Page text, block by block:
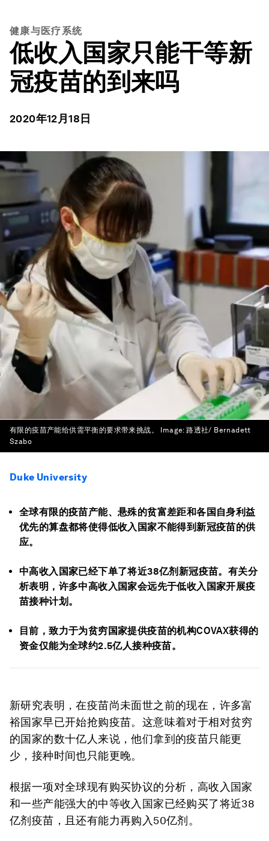
健康与医疗系统
低收入国家只能干等新
冠疫苗的到来吗
2020年12月18日
有限的疫苗产能给供需平衡的要求带来挑战。 Image:路透社/ Bernadett
Szabo
Duke University
全球有限的疫苗产能、悬殊的贫富差距和各国自身利益
优先的算盘都将使得低收入国家不能得到新冠疫苗的供
应。
中高收入国家已经下单了将近38亿剂新冠疫苗。有关分
析表明，许多中高收入国家会远先于低收入国家开展疫
苗接种计划。
目前，致力于为贫穷国家提供疫苗的机构COVAX获得的
资金仅能为全球约2.5亿人接种疫苗。
新研究表明，在疫苗尚未面世之前的现在，许多富
裕国家早已开始抢购疫苗。这意味着对于相对贫穷
的国家的数十亿人来说，他们拿到的疫苗只能更
少，接种时间也只能更晚。
根据一项对全球现有购买协议的分析，高收入国家
和一些产能强大的中等收入国家已经购买了将近38
亿剂疫苗，且还有能力再购入50亿剂。